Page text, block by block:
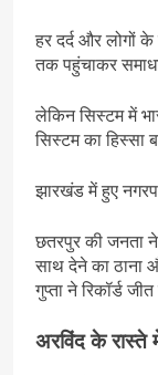
हर दर्द और लोगों
तक पहुंचाकर
लेकिन सिस्टम में
सिस्टम का हिस्सा
झारखंड में हुए
छतरपुर की जनता
साथ देने का ठाना
गुप्ता ने रिकॉर्ड
अरविंद के रास्ते